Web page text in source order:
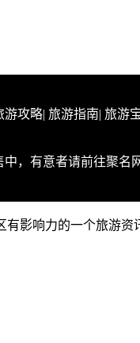
游攻略| 旅游指南| 旅游
中，有意者请前往聚
有影响力的一个旅游